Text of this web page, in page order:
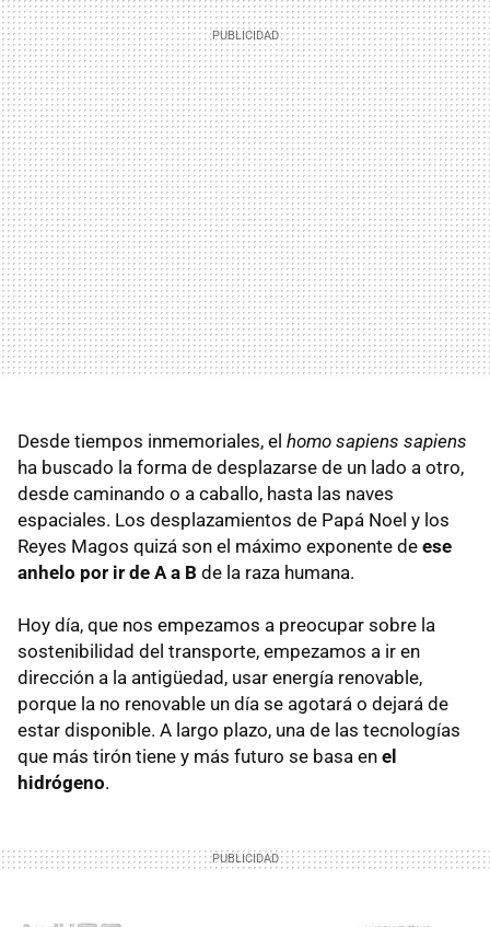
Desde tiempos inmemoriales, el homo sapiens sapiens
ha buscado la forma de desplazarse de un lado a otro,
desde caminando o a caballo, hasta las naves
espaciales. Los desplazamientos de Papá Noel y los
Reyes Magos quizá son el máximo exponente de ese
anhelo por ir de A a B de la raza humana.
Hoy día, que nos empezamos a preocupar sobre la
sostenibilidad del transporte, empezamos a ir en
dirección a la antigüedad, usar energía renovable,
porque la no renovable un día se agotará o dejará de
estar disponible. A largo plazo, una de las tecnologías
que más tirón tiene y más futuro se basa en el
hidrógeno.